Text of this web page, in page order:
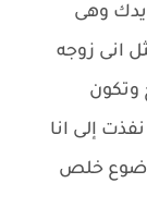
وهى
انى زوجه
إلى انا
خلص